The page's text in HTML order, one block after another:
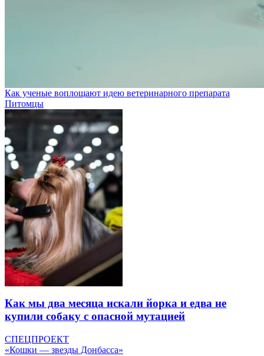
Как ученые воплощают идею ветеринарного препарата
Питомцы
Как мы два месяца искали йорка и едва не
купили собаку с опасной мутацией
СПЕЦПРОЕКТ
«Кошки — звезды Донбасса»